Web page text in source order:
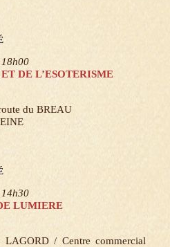
DE L’ESOTERISME
du BREAU
LUMIERE
/ Centre commercial